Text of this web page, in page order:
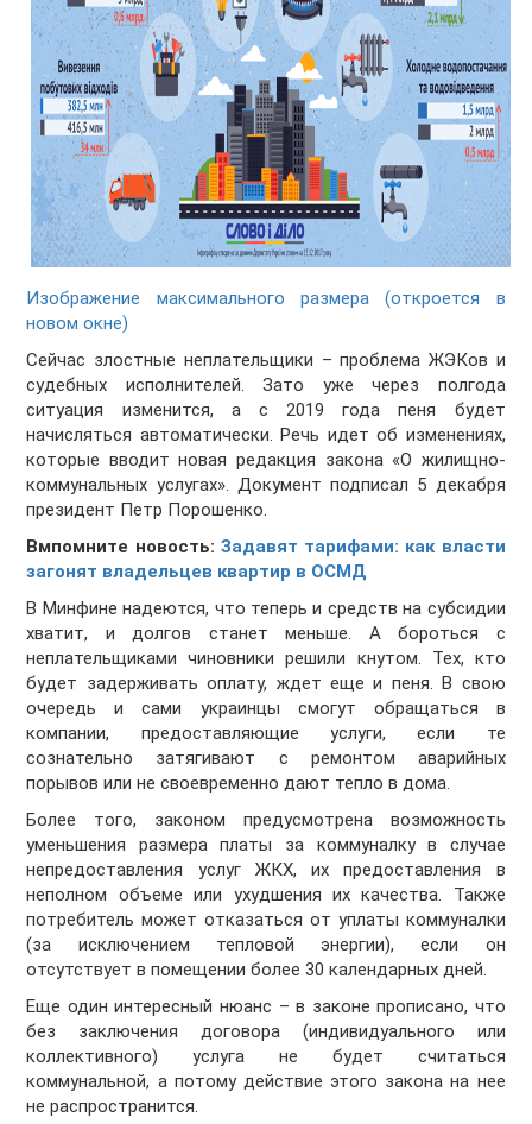
Изображение максимального размера (откроется в
новом окне)
Сейчас злостные неплательщики – проблема ЖЭКов и
судебных исполнителей. Зато уже через полгода
ситуация изменится, а с 2019 года пеня будет
начисляться автоматически. Речь идет об изменениях,
которые вводит новая редакция закона «О жилищно-
коммунальных услугах». Документ подписал 5 декабря
президент Петр Порошенко.
Вмпомните новость: Задавят тарифами: как власти
загонят владельцев квартир в ОСМД
В Минфине надеются, что теперь и средств на субсидии
хватит, и долгов станет меньше. А бороться с
неплательщиками чиновники решили кнутом. Тех, кто
будет задерживать оплату, ждет еще и пеня. В свою
очередь и сами украинцы смогут обращаться в
компании, предоставляющие услуги, если те
сознательно затягивают с ремонтом аварийных
порывов или не своевременно дают тепло в дома.
Более того, законом предусмотрена возможность
уменьшения размера платы за коммуналку в случае
непредоставления услуг ЖКХ, их предоставления в
неполном объеме или ухудшения их качества. Также
потребитель может отказаться от уплаты коммуналки
(за исключением тепловой энергии), если он
отсутствует в помещении более 30 календарных дней.
Еще один интересный нюанс – в законе прописано, что
без заключения договора (индивидуального или
коллективного) услуга не будет считаться
коммунальной, а потому действие этого закона на нее
не распространится.